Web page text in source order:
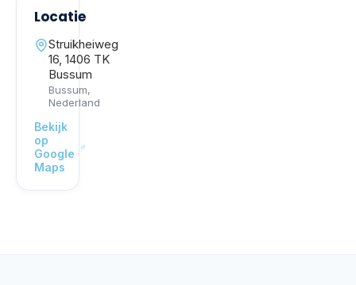
Locatie
Struikheiweg
16, 1406 TK
Bussum
Bussum,
Nederland
Bekijk
op
Google
Maps